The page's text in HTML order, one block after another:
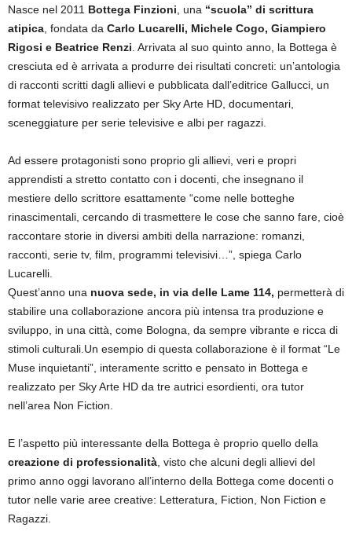
Nasce nel 2011 Bottega Finzioni , una “scuola” di scrittura
atipica , fondata da Carlo Lucarelli, Michele Cogo, Giampiero
Rigosi e Beatrice Renzi . Arrivata al suo quinto anno, la Bottega è
cresciuta ed è arrivata a produrre dei risultati concreti: un’antologia
di racconti scritti dagli allievi e pubblicata dall’editrice Gallucci, un
format televisivo realizzato per Sky Arte HD, documentari,
sceneggiature per serie televisive e albi per ragazzi.
Ad essere protagonisti sono proprio gli allievi, veri e propri
apprendisti a stretto contatto con i docenti, che insegnano il
mestiere dello scrittore esattamente “come nelle botteghe
rinascimentali, cercando di trasmettere le cose che sanno fare, cioè
raccontare storie in diversi ambiti della narrazione: romanzi,
racconti, serie tv, film, programmi televisivi…”, spiega Carlo
Lucarelli.
Quest’anno una nuova sede, in via delle Lame 114, permetterà di
stabilire una collaborazione ancora più intensa tra produzione e
sviluppo, in una città, come Bologna, da sempre vibrante e ricca di
stimoli culturali.Un esempio di questa collaborazione è il format “Le
Muse inquietanti”, interamente scritto e pensato in Bottega e
realizzato per Sky Arte HD da tre autrici esordienti, ora tutor
nell’area Non Fiction.
E l’aspetto più interessante della Bottega è proprio quello della
creazione di professionalità , visto che alcuni degli allievi del
primo anno oggi lavorano all’interno della Bottega come docenti o
tutor nelle varie aree creative: Letteratura, Fiction, Non Fiction e
Ragazzi.